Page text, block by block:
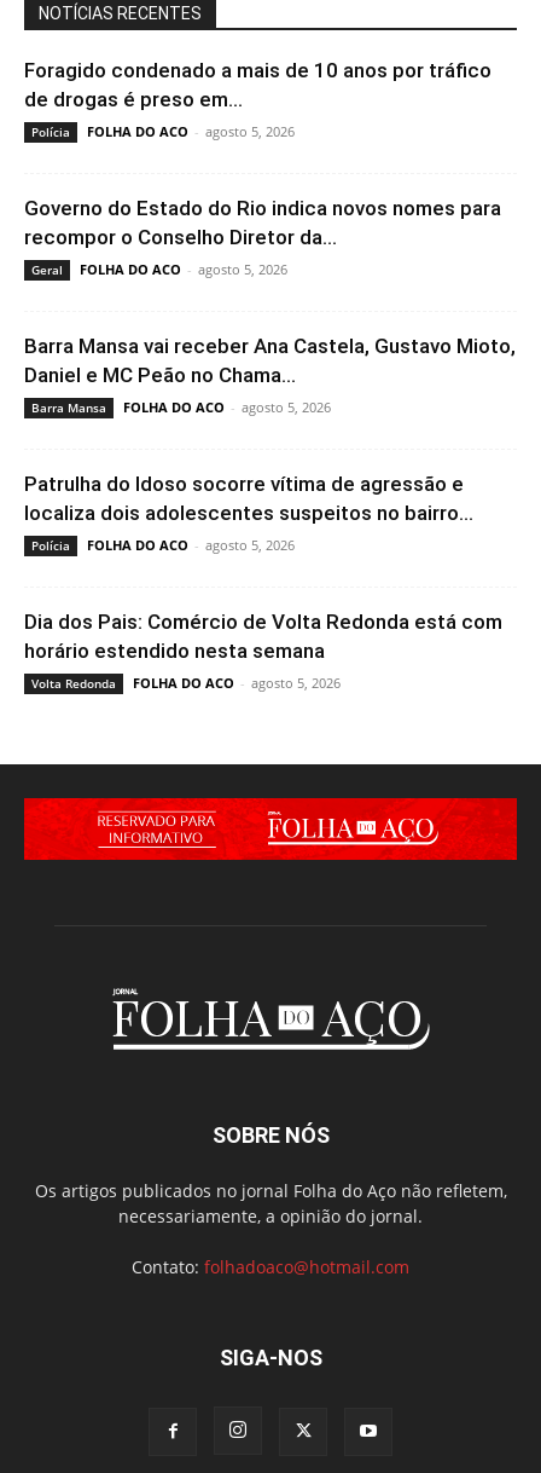
NOTÍCIAS RECENTES
Foragido condenado a mais de 10 anos por tráfico
de drogas é preso em...
Polícia FOLHA DO ACO - agosto 5, 2026
Governo do Estado do Rio indica novos nomes para
recompor o Conselho Diretor da...
Geral FOLHA DO ACO - agosto 5, 2026
Barra Mansa vai receber Ana Castela, Gustavo Mioto,
Daniel e MC Peão no Chama...
Barra Mansa FOLHA DO ACO - agosto 5, 2026
Patrulha do Idoso socorre vítima de agressão e
localiza dois adolescentes suspeitos no bairro...
Polícia FOLHA DO ACO - agosto 5, 2026
Dia dos Pais: Comércio de Volta Redonda está com
horário estendido nesta semana
Volta Redonda FOLHA DO ACO - agosto 5, 2026
SOBRE NÓS
Os artigos publicados no jornal Folha do Aço não refletem,
necessariamente, a opinião do jornal.
Contato: folhadoaco@hotmail.com
SIGA-NOS